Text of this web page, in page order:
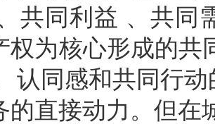
共同利益 、共同
权为核心形成的
认同感和共同行
的直接动力。但